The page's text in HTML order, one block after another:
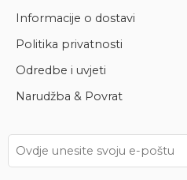
Informacije o dostavi
Politika privatnosti
Odredbe i uvjeti
Narudžba & Povrat